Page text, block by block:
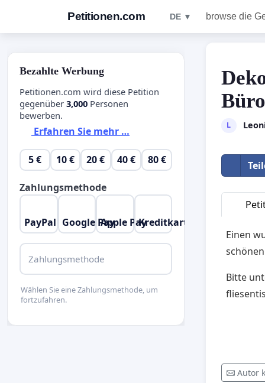
Petitionen.com DE ▼ browse die
Büro
L
Einen
Bitte
Autor
Bezahlte Werbung
Petitionen.com wird diese Petition
gegenüber 3,000 Personen
bewerben.
Erfahren Sie mehr …
5 € 10 € 20 € 40 € 80 €
Zahlungsmethode
PayPal Google PayApple PayKreditkarte
Zahlungsmethode
Wählen Sie eine Zahlungsmethode, um
fortzufahren.